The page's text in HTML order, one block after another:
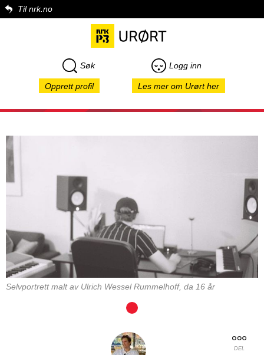
Til nrk.no
Søk Logg inn
Opprett profil Les mer om Urørt her
Selvportrett malt av Ulrich Wessel Rummelhoff, da 16 år
DEL